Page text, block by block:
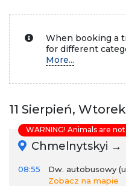
When booking a
for different
More...
11 Sierpień, Wtorek
Chmelnytskyi →
08:55
Dw. autobusowy
Zobacz na mapie
WARNING! Animals are